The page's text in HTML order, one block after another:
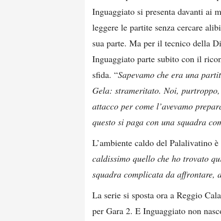
Inguaggiato si presenta davanti ai
leggere le partite senza cercare
sua parte. Ma per il tecnico della
Inguaggiato parte subito con il
sfida. “Sapevamo che era una
Gela: strameritato. Noi,
attacco per come l’avevamo
questo si paga con una squadra
L’ambiente caldo del Palalivatino
caldissimo quello che ho trovato
squadra complicata da affrontare,
La serie si sposta ora a Reggio
per Gara 2. E Inguaggiato non